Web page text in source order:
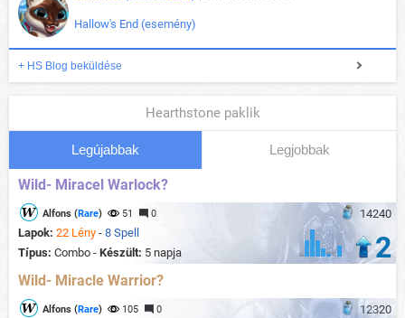
Hallow's End (esemény)
+ HS Blog beküldése
Hearthstone paklik
Legújabbak Legjobbak
Wild- Miracel Warlock?
14240
Alfons (Rare) 51 0
Lapok: 22 Lény - 8 Spell
Típus: Combo - Készült: 5 napja 2
Wild- Miracle Warrior?
12320
Alfons (Rare) 105 0